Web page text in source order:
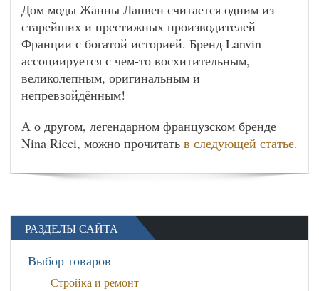
Дом моды Жанны Ланвен считается одним из
старейших и престижных производителей
Франции с богатой историей. Бренд Lanvin
ассоциируется с чем-то восхитительным,
великолепным, оригинальным и
непревзойдённым!
А о другом, легендарном французском бренде
Nina Ricci, можно прочитать в следующей статье.
РАЗДЕЛЫ САЙТА
Выбор товаров
Стройка и ремонт